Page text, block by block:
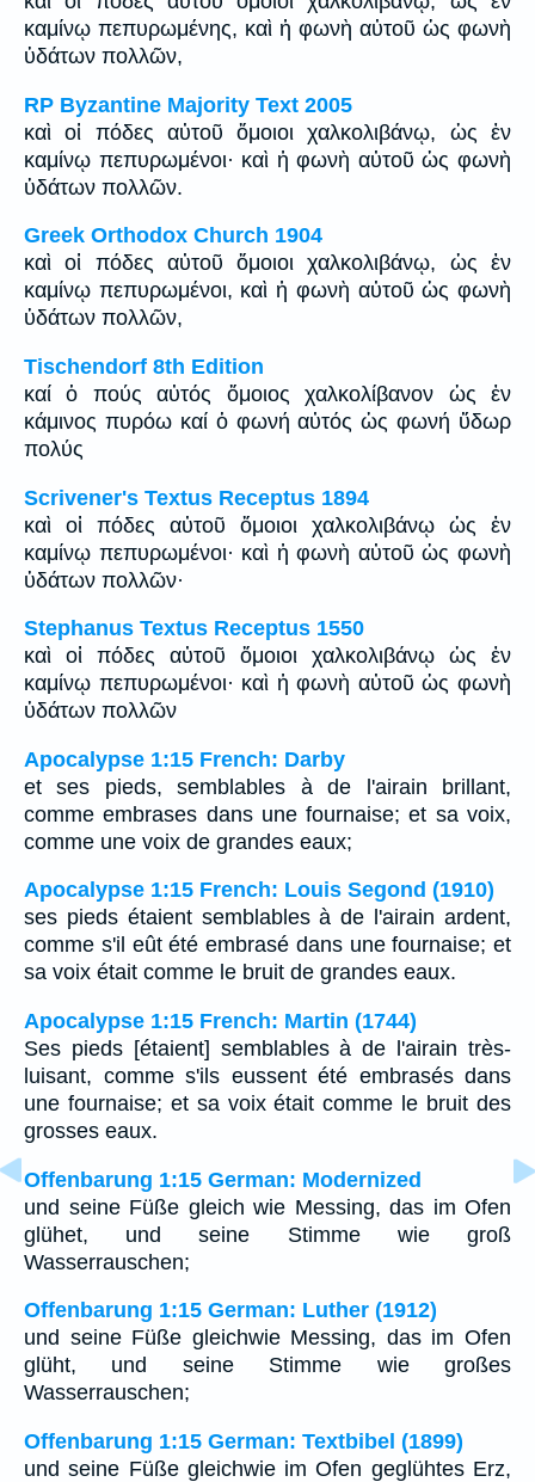
καμίνῳ πεπυρωμένης, καὶ ἡ φωνὴ αὐτοῦ ὡς φωνὴ
ὑδάτων πολλῶν,
RP Byzantine Majority Text 2005
καὶ οἱ πόδες αὐτοῦ ὅμοιοι χαλκολιβάνῳ, ὡς ἐν
καμίνῳ πεπυρωμένοι· καὶ ἡ φωνὴ αὐτοῦ ὡς φωνὴ
ὑδάτων πολλῶν.
Greek Orthodox Church 1904
καὶ οἱ πόδες αὐτοῦ ὅμοιοι χαλκολιβάνῳ, ὡς ἐν
καμίνῳ πεπυρωμένοι, καὶ ἡ φωνὴ αὐτοῦ ὡς φωνὴ
ὑδάτων πολλῶν,
Tischendorf 8th Edition
καί ὁ πούς αὐτός ὅμοιος χαλκολίβανον ὡς ἐν
κάμινος πυρόω καί ὁ φωνή αὐτός ὡς φωνή ὕδωρ
πολύς
Scrivener's Textus Receptus 1894
καὶ οἱ πόδες αὐτοῦ ὅμοιοι χαλκολιβάνῳ ὡς ἐν
καμίνῳ πεπυρωμένοι· καὶ ἡ φωνὴ αὐτοῦ ὡς φωνὴ
ὑδάτων πολλῶν·
Stephanus Textus Receptus 1550
καὶ οἱ πόδες αὐτοῦ ὅμοιοι χαλκολιβάνῳ ὡς ἐν
καμίνῳ πεπυρωμένοι· καὶ ἡ φωνὴ αὐτοῦ ὡς φωνὴ
ὑδάτων πολλῶν
Apocalypse 1:15 French: Darby
et ses pieds, semblables à de l'airain brillant,
comme embrases dans une fournaise; et sa voix,
comme une voix de grandes eaux;
Apocalypse 1:15 French: Louis Segond (1910)
ses pieds étaient semblables à de l'airain ardent,
comme s'il eût été embrasé dans une fournaise; et
sa voix était comme le bruit de grandes eaux.
Apocalypse 1:15 French: Martin (1744)
Ses pieds [étaient] semblables à de l'airain très-
luisant, comme s'ils eussent été embrasés dans
une fournaise; et sa voix était comme le bruit des
grosses eaux.
Offenbarung 1:15 German: Modernized
und seine Füße gleich wie Messing, das im Ofen
glühet, und seine Stimme wie groß
Wasserrauschen;
Offenbarung 1:15 German: Luther (1912)
und seine Füße gleichwie Messing, das im Ofen
glüht, und seine Stimme wie großes
Wasserrauschen;
Offenbarung 1:15 German: Textbibel (1899)
und seine Füße gleichwie im Ofen geglühtes Erz,